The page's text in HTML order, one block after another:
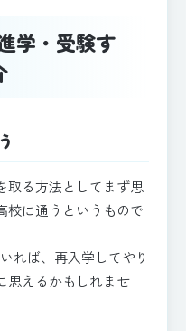
学・受験す
取る方法としてまず思
校に通うというもので
れば、再入学してやり
思えるかもしれませ